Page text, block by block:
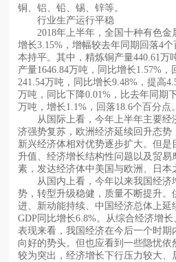
铜、铝、铅、锡、锌等。
行业生产运行平稳
2018年上半年，全国十种有色金
增长3.15%，增幅较去年同期回落4
本持平。其中，精炼铜产量440.61万
产量1646.84万吨，同比增长1.57%
241.54万吨，同比增长9.48%，提高
万吨，同比下降0.01%，比去年同期
万吨，增长1.1%，回落18.6个百分点。
从国际上看，今年上半年主要经
济强势复苏，欧洲经济延续回升态势
新兴经济体相对优势逐步扩大。但
升值、经济增长结构性问题以及贸易
素，发达经济体中美国与欧洲、日本
从国内上看，今年以来我国经济
势，转型升级稳健，质量不断提升。
进、新动能持续、中国经济总体上
GDP同比增长6.8%。从综合经济增
表现来看，我国经济在今后一个时期
向好的势头。但也应看到一些隐忧
较为突出，经济增长下行压力较大、